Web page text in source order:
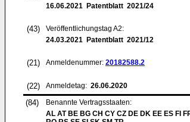
16.06.2021 Patentblatt 2021/24
(43)
Veröffentlichungstag A2:
24.03.2021 Patentblatt 2021/12
(21) Anmeldenummer: 20182588.2
(22) Anmeldetag: 26.06.2020
(84)
Benannte Vertragsstaaten:
AL AT BE BG CH CY CZ DE DK EE ES FI